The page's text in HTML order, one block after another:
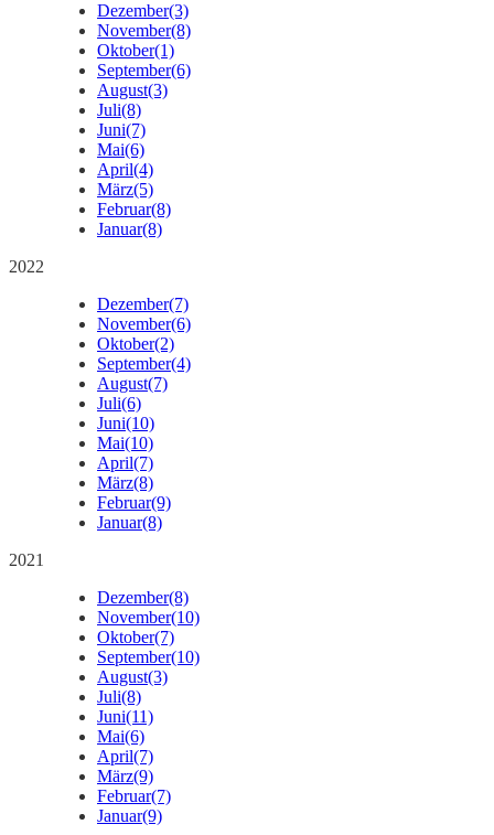
Dezember(3)
November(8)
Oktober(1)
September(6)
August(3)
Juli(8)
Juni(7)
Mai(6)
April(4)
März(5)
Februar(8)
Januar(8)
2022
Dezember(7)
November(6)
Oktober(2)
September(4)
August(7)
Juli(6)
Juni(10)
Mai(10)
April(7)
März(8)
Februar(9)
Januar(8)
2021
Dezember(8)
November(10)
Oktober(7)
September(10)
August(3)
Juli(8)
Juni(11)
Mai(6)
April(7)
März(9)
Februar(7)
Januar(9)